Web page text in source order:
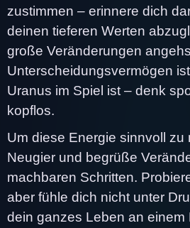
zustimmen – erinnere dich
deinen tieferen Werten
große Veränderungen
Unterscheidungsvermögen
Uranus im Spiel ist – denk
kopflos.
Um diese Energie sinnvoll zu
Neugier und begrüße
machbaren Schritten.
aber fühle dich nicht unter
dein ganzes Leben an einem